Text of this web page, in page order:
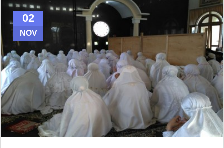
02
NOV